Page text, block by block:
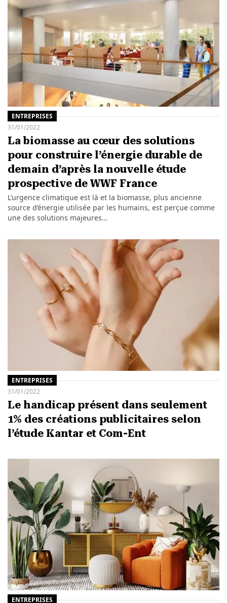
ENTREPRISES
31/01/2022
La biomasse au cœur des solutions
pour construire l’énergie durable de
demain d’après la nouvelle étude
prospective de WWF France
L’urgence climatique est là et la biomasse, plus ancienne
source d’énergie utilisée par les humains, est perçue comme
une des solutions majeures…
ENTREPRISES
31/01/2022
Le handicap présent dans seulement
1% des créations publicitaires selon
l’étude Kantar et Com-Ent
ENTREPRISES